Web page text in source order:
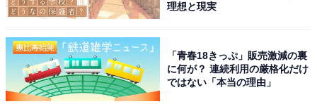
理想と現実
「青春18きっぷ」販売激減の裏
に何が？ 連続利用の厳格化だけ
ではない「本当の理由」